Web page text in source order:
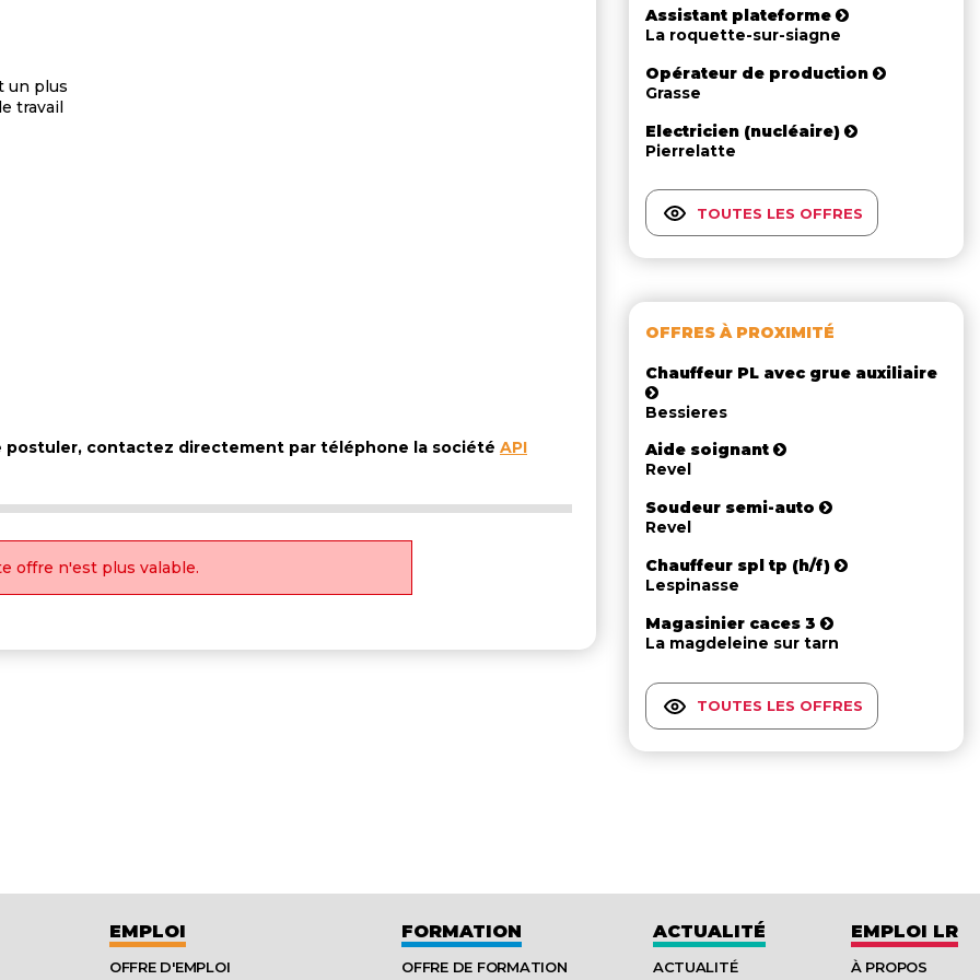
un plus
travail
contactez directement par téléphone la société API
offre n'est plus valable.
Assistant plateforme
La roquette-sur-siagne
Opérateur de production
Grasse
Electricien (nucléaire)
Pierrelatte
TOUTES LES OFFRES
OFFRES À PROXIMITÉ
Chauffeur PL avec grue auxiliaire
Bessieres
Aide soignant
Revel
Soudeur semi-auto
Revel
Chauffeur spl tp (h/f)
Lespinasse
Magasinier caces 3
La magdeleine sur tarn
TOUTES LES OFFRES
EMPLOI
OFFRE D'EMPLOI
FORMATION
OFFRE DE FORMATION
ACTUALITÉ
ACTUALITÉ
EMPLOI LR
À PROPOS